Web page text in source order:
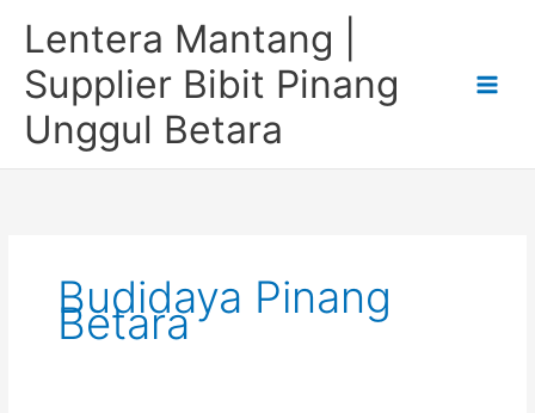
Lentera Mantang |
Supplier Bibit Pinang
Unggul Betara
Budidaya Pinang
Betara